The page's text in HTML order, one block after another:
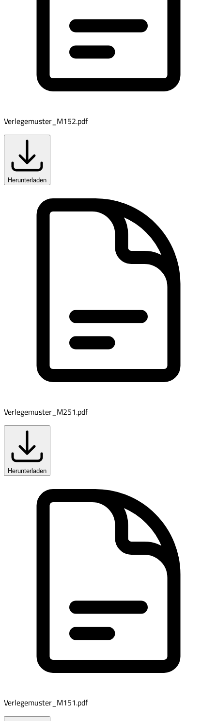
Verlegemuster_M152.pdf
Herunterladen
Verlegemuster_M251.pdf
Herunterladen
Verlegemuster_M151.pdf